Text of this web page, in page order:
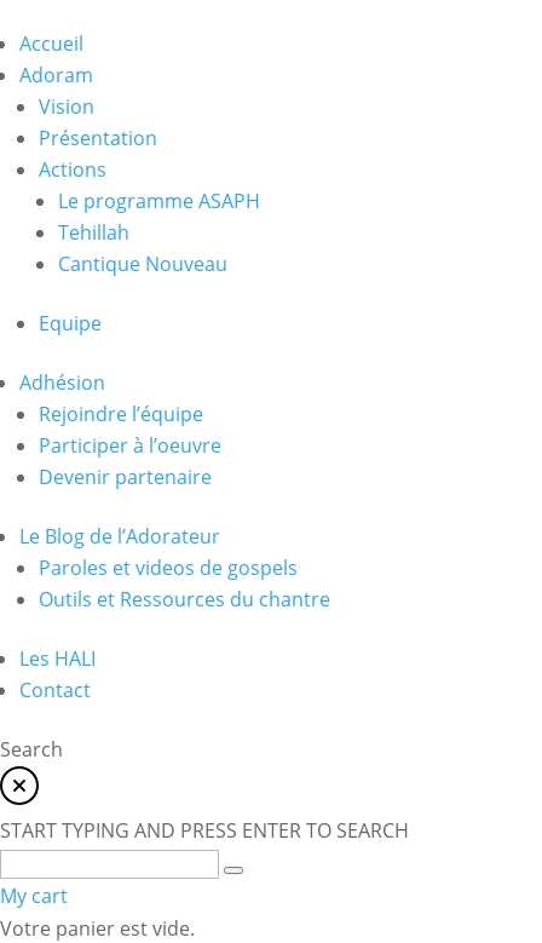
Accueil
Adoram
Vision
Présentation
Actions
Le programme ASAPH
Tehillah
Cantique Nouveau
Equipe
Adhésion
Rejoindre l’équipe
Participer à l’oeuvre
Devenir partenaire
Le Blog de l’Adorateur
Paroles et videos de gospels
Outils et Ressources du chantre
Les HALI
Contact
Search
START TYPING AND PRESS ENTER TO SEARCH
My cart
Votre panier est vide.